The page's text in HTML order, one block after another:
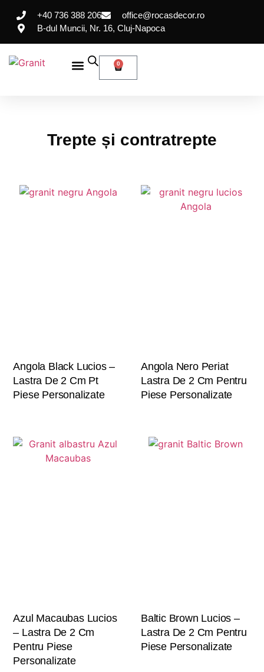
+40 736 388 206
office@rocasdecor.ro
B-dul Muncii, Nr. 16, Cluj-Napoca
0
Trepte și contratrepte
Angola Black Lucios –
Lastra De 2 Cm Pt
Piese Personalizate
Angola Nero Periat
Lastra De 2 Cm Pentru
Piese Personalizate
Azul Macaubas Lucios
– Lastra De 2 Cm
Pentru Piese
Personalizate
Baltic Brown Lucios –
Lastra De 2 Cm Pentru
Piese Personalizate